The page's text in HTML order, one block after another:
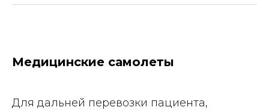
Медицинские самолеты
Для дальней перевозки пациента,